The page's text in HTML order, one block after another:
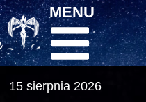
15 sierpnia 2026
MENU